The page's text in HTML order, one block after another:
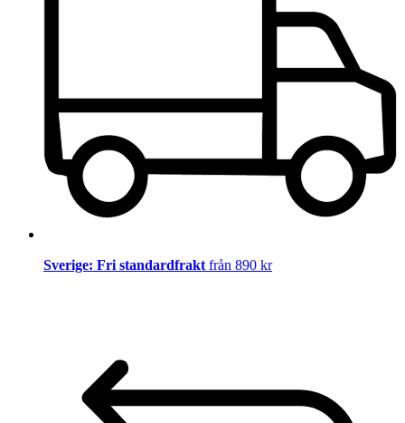
Sverige: Fri standardfrakt från 890 kr